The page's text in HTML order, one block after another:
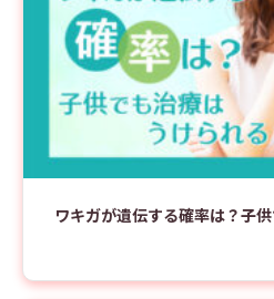
ワキガが遺伝する確率は？子